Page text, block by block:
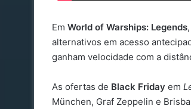
Em World of Warships: Legends
alternativos em acesso
ganham velocidade com a
As ofertas de Black Friday em
München, Graf Zeppelin e